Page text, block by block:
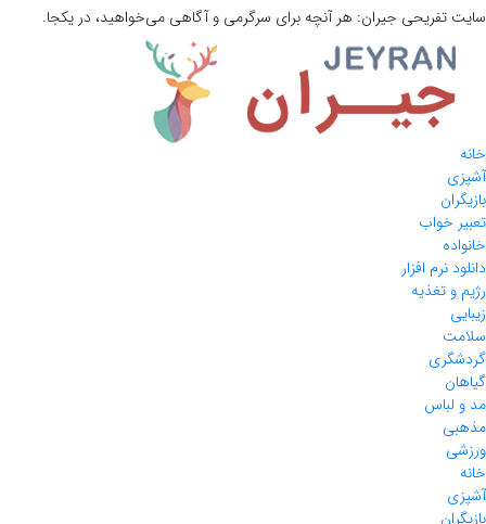
سایت تفریحی جیران: هر آنچه برای سرگرمی و آگاهی می‌خواهید، در یکجا.
خانه
آشپزی
بازیگران
تعبیر خواب
خانواده
دانلود نرم افزار
رژیم و تغذیه
زیبایی
سلامت
گردشگری
گیاهان
مد و لباس
مذهبی
ورزشی
خانه
آشپزی
بازیگران